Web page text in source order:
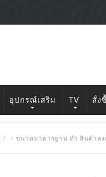
อุปกรณ์เสริม TV สั่ง
/ / ขนาดมาตารฐาน ทำ สินค้าลง